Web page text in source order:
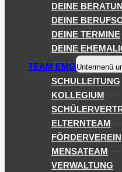
DEINE
DEINE
DEINE TERMINE
DEINE
TEAM EMG Untermenü
SCHULLEITUNG
KOLLEGIUM
ELTERNTEAM
FÖRDERVEREIN
MENSATEAM
VERWALTUNG